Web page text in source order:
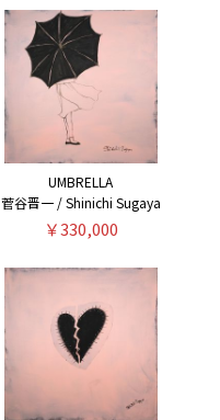
UMBRELLA
菅谷晋一 / Shinichi Sugaya
￥330,000